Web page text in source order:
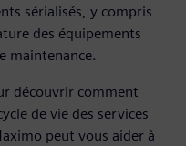
sérialisés, y compris
des équipements
maintenance.
découvrir comment
de vie des services
peut vous aider à